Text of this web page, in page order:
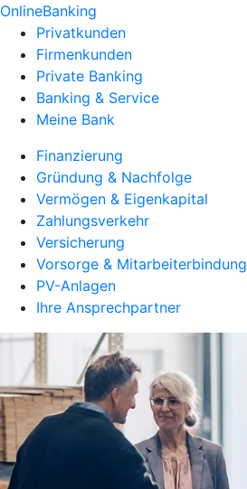
OnlineBanking
Privatkunden
Firmenkunden
Private Banking
Banking & Service
Meine Bank
Finanzierung
Gründung & Nachfolge
Vermögen & Eigenkapital
Zahlungsverkehr
Versicherung
Vorsorge & Mitarbeiterbindung
PV-Anlagen
Ihre Ansprechpartner